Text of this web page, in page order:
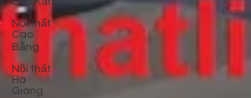
Nội thất
Cao
Bằng
Nội thất
Hà
Giang